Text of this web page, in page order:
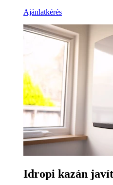
Ajánlatkérés
Idropi kazán